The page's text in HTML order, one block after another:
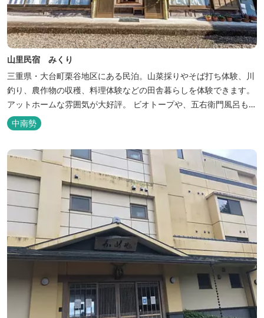
山里民宿 みくり
三重県・大台町栗谷地区にある民泊。山菜採りやそば打ち体験、川
釣り、農作物の収穫、料理体験などの田舎暮らしを体験できます。
アットホームな雰囲気が大好評。 ビオトープや、五右衛門風呂も楽
しめます。6月はホタル観賞が人気。 夜になると周囲は真っ暗。都
会には無い闇の中を飛び交うヒメホタル・ヘイケボタルを観賞した
り、星空を眺めたり・・・ 初夏の早朝には「アカショウビン」の美
しい声を聞く事ができた...
中南勢